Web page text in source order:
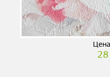
28